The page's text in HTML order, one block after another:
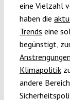
eine Vielzahl
haben die
Trends eine
begünstigt,
Klimapolitik
andere